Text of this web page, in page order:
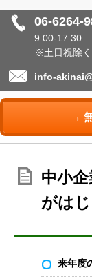
06-6264-
9:00-17:30
※土日祝除く
info-
→
中小
がは
来年度